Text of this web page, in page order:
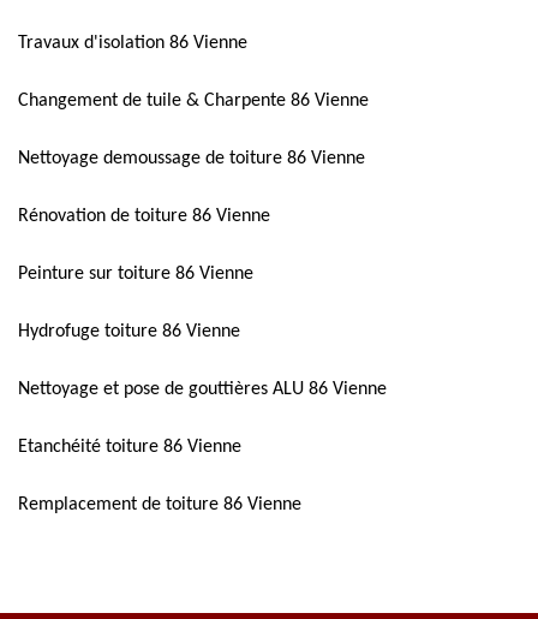
Travaux d'isolation 86 Vienne
Changement de tuile & Charpente 86 Vienne
Nettoyage demoussage de toiture 86 Vienne
Rénovation de toiture 86 Vienne
Peinture sur toiture 86 Vienne
Hydrofuge toiture 86 Vienne
Nettoyage et pose de gouttières ALU 86 Vienne
Etanchéité toiture 86 Vienne
Remplacement de toiture 86 Vienne